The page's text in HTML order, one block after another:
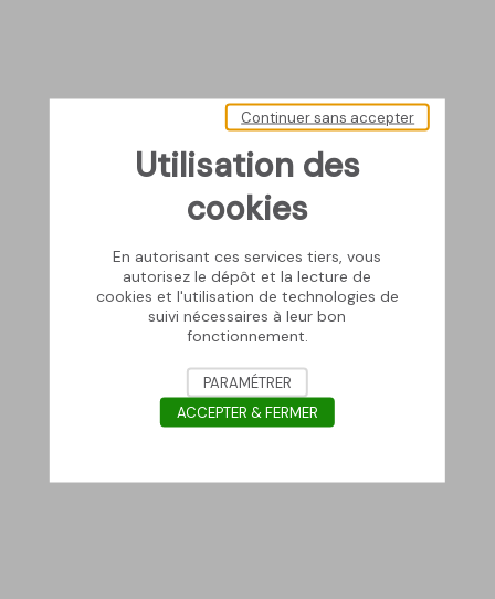
Utilisation des
cookies
En autorisant ces services tiers, vous
autorisez le dépôt et la lecture de
cookies et l'utilisation de technologies de
suivi nécessaires à leur bon
fonctionnement.
Continuer sans accepter
PARAMÉTRER
ACCEPTER & FERMER